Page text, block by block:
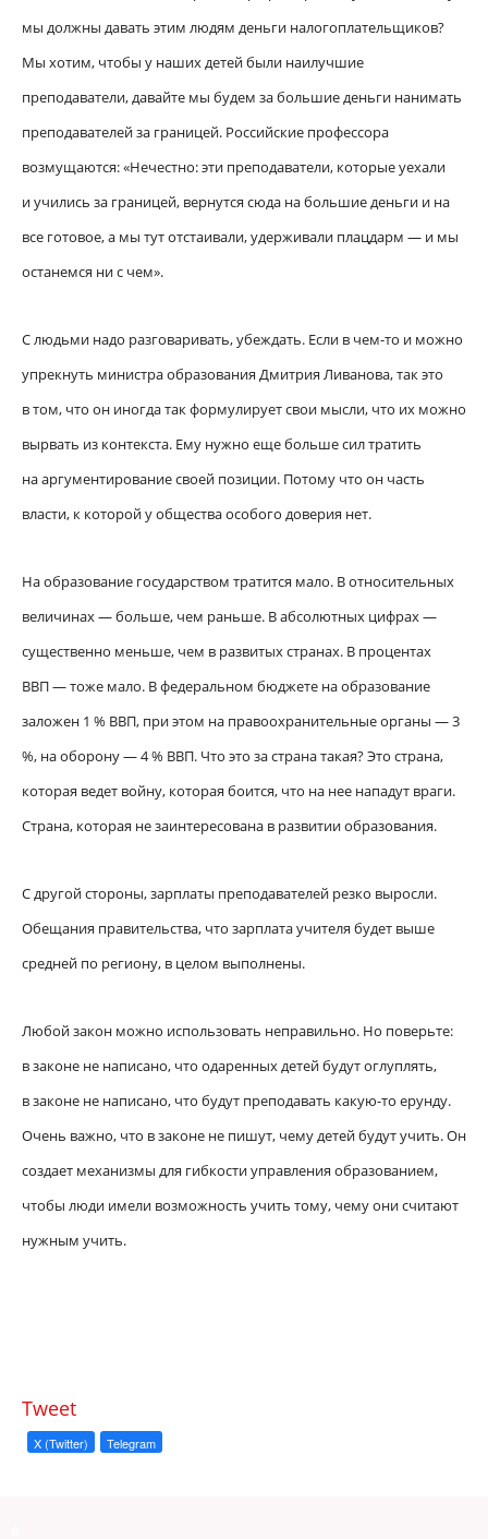
мы должны давать этим людям деньги налогоплательщиков?
Мы хотим, чтобы у наших детей были наилучшие
преподаватели, давайте мы будем за большие деньги нанимать
преподавателей за границей. Российские профессора
возмущаются: «Нечестно: эти преподаватели, которые уехали
и учились за границей, вернутся сюда на большие деньги и на
все готовое, а мы тут отстаивали, удерживали плацдарм — и мы
останемся ни с чем».
С людьми надо разговаривать, убеждать. Если в чем-то и можно
упрекнуть министра образования Дмитрия Ливанова, так это
в том, что он иногда так формулирует свои мысли, что их можно
вырвать из контекста. Ему нужно еще больше сил тратить
на аргументирование своей позиции. Потому что он часть
власти, к которой у общества особого доверия нет.
На образование государством тратится мало. В относительных
величинах — больше, чем раньше. В абсолютных цифрах —
существенно меньше, чем в развитых странах. В процентах
ВВП — тоже мало. В федеральном бюджете на образование
заложен 1 % ВВП, при этом на правоохранительные органы — 3
%, на оборону — 4 % ВВП. Что это за страна такая? Это страна,
которая ведет войну, которая боится, что на нее нападут враги.
Страна, которая не заинтересована в развитии образования.
С другой стороны, зарплаты преподавателей резко выросли.
Обещания правительства, что зарплата учителя будет выше
средней по региону, в целом выполнены.
Любой закон можно использовать неправильно. Но поверьте:
в законе не написано, что одаренных детей будут оглуплять,
в законе не написано, что будут преподавать какую-то ерунду.
Очень важно, что в законе не пишут, чему детей будут учить. Он
создает механизмы для гибкости управления образованием,
чтобы люди имели возможность учить тому, чему они считают
нужным учить.
Tweet
X (Twitter) Telegram